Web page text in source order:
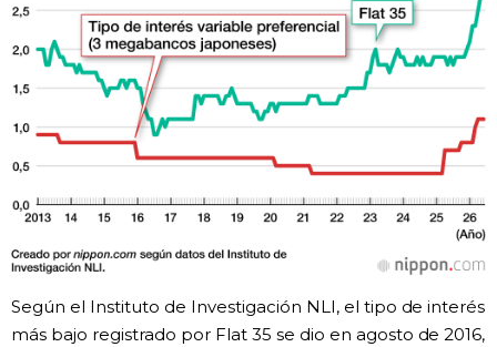
Según el Instituto de Investigación NLI, el tipo de interés
más bajo registrado por Flat 35 se dio en agosto de 2016,